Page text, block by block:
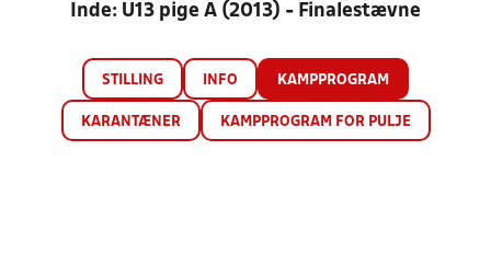
Inde: U13 pige A (2013) - Finalestævne
STILLING INFO KAMPPROGRAM
KARANTÆNER KAMPPROGRAM FOR PULJE